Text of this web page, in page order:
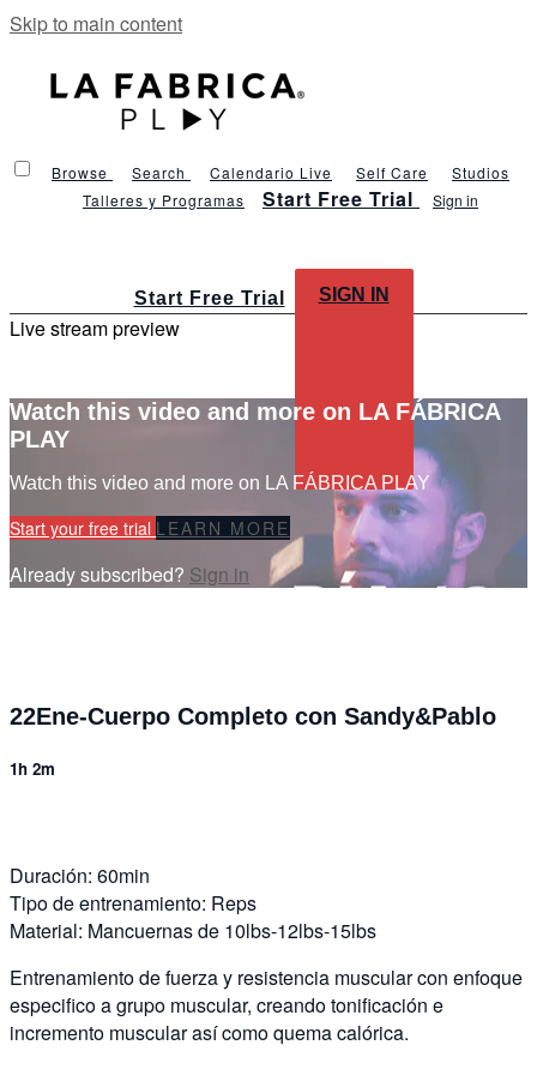
Skip to main content
Browse Search Calendario Live Self Care
Studios
Talleres y Programas
Start Free Trial Sign in
Start Free Trial SIGN IN
Live stream preview
Watch this video and more on LA FÁBRICA
PLAY
Watch this video and more on LA FÁBRICA PLAY
Start your free trial LEARN MORE
Already subscribed? Sign in
22Ene-Cuerpo Completo con Sandy&Pablo
1h 2m
Duración: 60min
Tipo de entrenamiento: Reps
Material: Mancuernas de 10lbs-12lbs-15lbs
Entrenamiento de fuerza y resistencia muscular con enfoque
especifico a grupo muscular, creando tonificación e
incremento muscular así como quema calórica.